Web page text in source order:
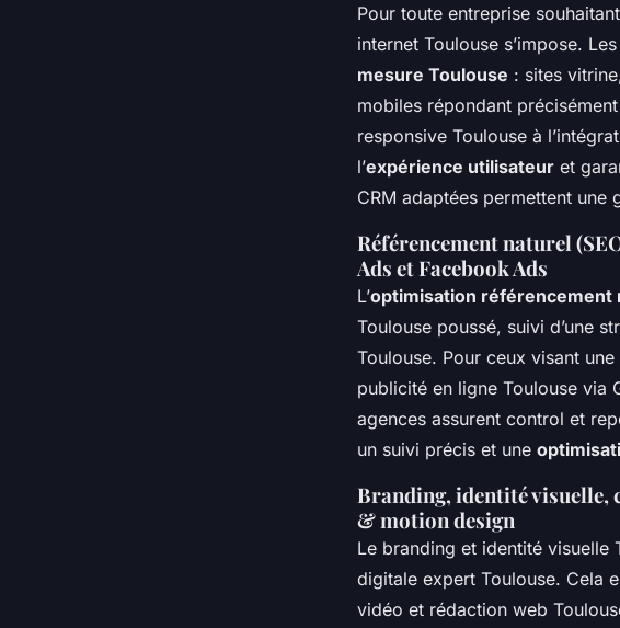
Pour toute entreprise
internet Toulouse s’impose.
mesure Toulouse : sites
mobiles répondant
responsive Toulouse à
l’expérience utilisateur et
CRM adaptées permettent
Référencement naturel
Ads et Facebook Ads
L’optimisation référencement
Toulouse poussé, suivi d’une
Toulouse. Pour ceux visant
publicité en ligne Toulouse via
agences assurent control et
un suivi précis et une
Branding, identité visuelle,
& motion design
Le branding et identité
digitale expert Toulouse. Cela
vidéo et rédaction web